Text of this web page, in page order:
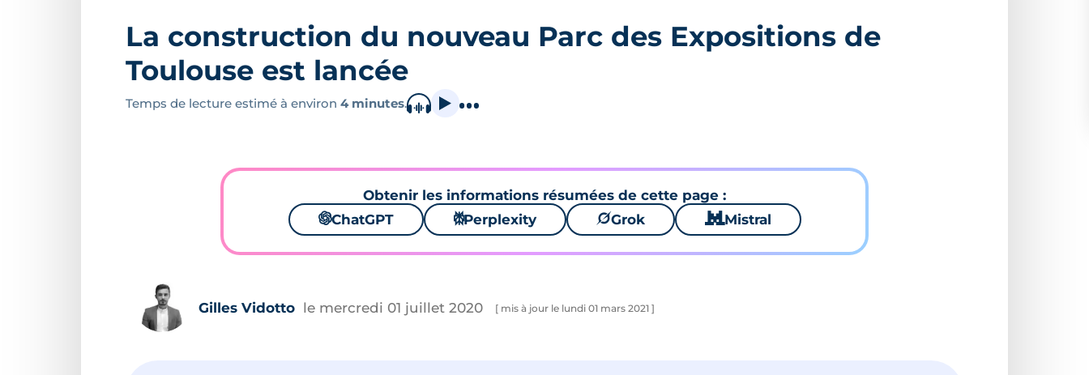
La construction du nouveau Parc des Expositions de
Toulouse est lancée
Temps de lecture estimé à environ 4 minutes.
Obtenir les informations résumées de cette page :
🌌ChatGPT ⚙Perplexity 🪐Grok 🐱 Mistral
Gilles Vidotto le mercredi 01 juillet 2020 [ mis à jour le lundi 01 mars 2021 ]